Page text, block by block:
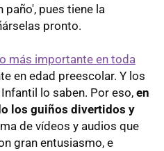
pues tiene la
pronto.
más importante en toda
en edad preescolar. Y los
lo saben. Por eso, en
los guiños divertidos y
de vídeos y audios que
gran entusiasmo, e